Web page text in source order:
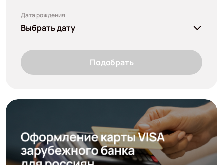
Дата рождения
Выбрать дату
Подобрать